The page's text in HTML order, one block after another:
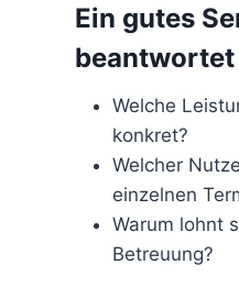
Ein gutes
beantwortet
Welche
konkret?
Welcher
einzelnen
Warum lohnt
Betreuung?